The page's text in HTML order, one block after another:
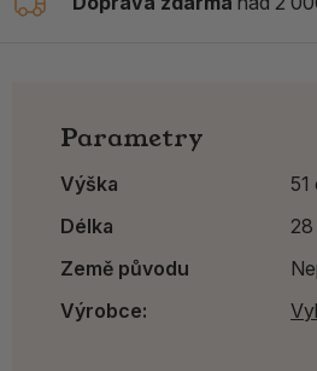
Parametry
Výška
51
Délka
Země původu
Výrobce: